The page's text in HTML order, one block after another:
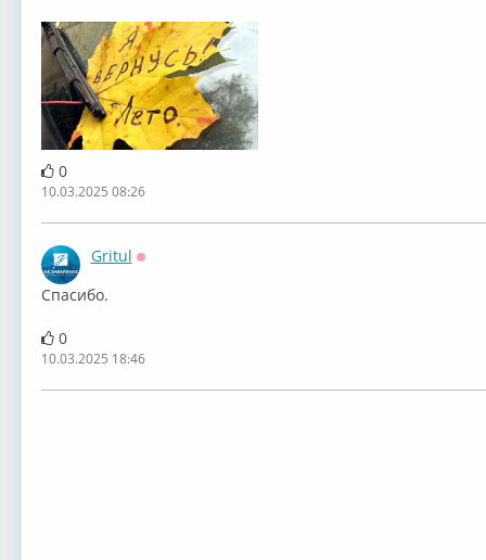
0
10.03.2025 08:26
Gritul
Спасибо.
0
10.03.2025 18:46